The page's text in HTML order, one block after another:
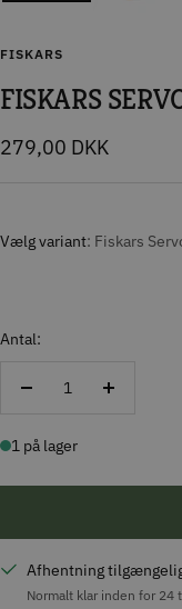
FISKARS
FISKARS
Tilbudspris
279,00 DKK
Vælg variant Fiskars
Antal:
Reducer
Forøg
1 på lager
Afhentning
Normalt klar inden for 24